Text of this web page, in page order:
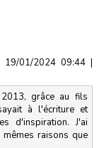
19/01/2024 09:44 |
grâce au fils
à l'écriture et
d'inspiration. J'ai
raisons que